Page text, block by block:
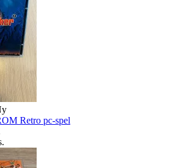
Retro pc-spel
.